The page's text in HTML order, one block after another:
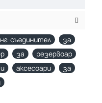
съединител
за
за
резервоар
и аксесоари
за